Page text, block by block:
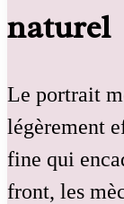
naturel
Le portrait
légèrement
fine qui
front, les